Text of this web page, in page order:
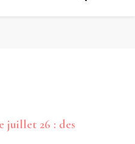
juillet 26 : des